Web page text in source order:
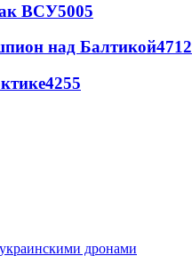
ВСУ5005
над Балтикой4712
4255